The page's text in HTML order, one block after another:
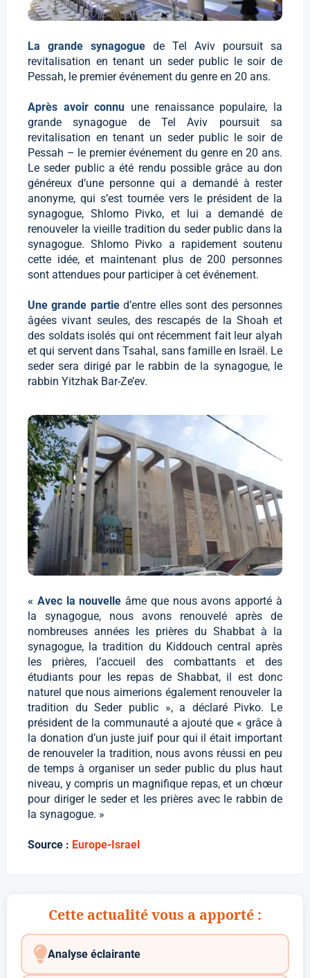
La grande synagogue de Tel Aviv poursuit sa
revitalisation en tenant un seder public le soir de
Pessah, le premier événement du genre en 20 ans.
Après avoir connu une renaissance populaire, la
grande synagogue de Tel Aviv poursuit sa
revitalisation en tenant un seder public le soir de
Pessah – le premier événement du genre en 20 ans.
Le seder public a été rendu possible grâce au don
généreux d’une personne qui a demandé à rester
anonyme, qui s’est tournée vers le président de la
synagogue, Shlomo Pivko, et lui a demandé de
renouveler la vieille tradition du seder public dans la
synagogue. Shlomo Pivko a rapidement soutenu
cette idée, et maintenant plus de 200 personnes
sont attendues pour participer à cet événement.
Une grande partied’entre elles sont des personnes
âgées vivant seules, des rescapés de la Shoah et
des soldats isolés qui ont récemment fait leur alyah
et qui servent dans Tsahal, sans famille en Israël. Le
seder sera dirigé par le rabbin de la synagogue, le
rabbin Yitzhak Bar-Ze’ev.
« Avec la nouvelleâme que nous avons apporté à
la synagogue, nous avons renouvelé après de
nombreuses années les prières du Shabbat à la
synagogue, la tradition du Kiddouch central après
les prières, l’accueil des combattants et des
étudiants pour les repas de Shabbat, il est donc
naturel que nous aimerions également renouveler la
tradition du Seder public », a déclaré Pivko. Le
président de la communauté a ajouté que « grâce à
la donation d’un juste juif pour qui il était important
de renouveler la tradition, nous avons réussi en peu
de temps à organiser un seder public du plus haut
niveau, y compris un magnifique repas, et un chœur
pour diriger le seder et les prières avec le rabbin de
la synagogue. »
Source : Europe-Israel
Cette actualité vous a apporté :
Analyse éclairante